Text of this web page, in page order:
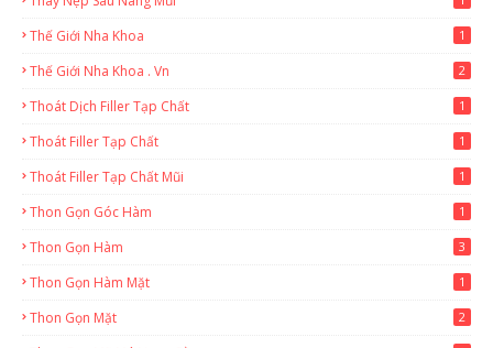
Thế Giới Nha Khoa 1
Thế Giới Nha Khoa . Vn 2
Thoát Dịch Filler Tạp Chất 1
Thoát Filler Tạp Chất 1
Thoát Filler Tạp Chất Mũi 1
Thon Gọn Góc Hàm 1
Thon Gọn Hàm 3
Thon Gọn Hàm Mặt 1
Thon Gọn Mặt 2